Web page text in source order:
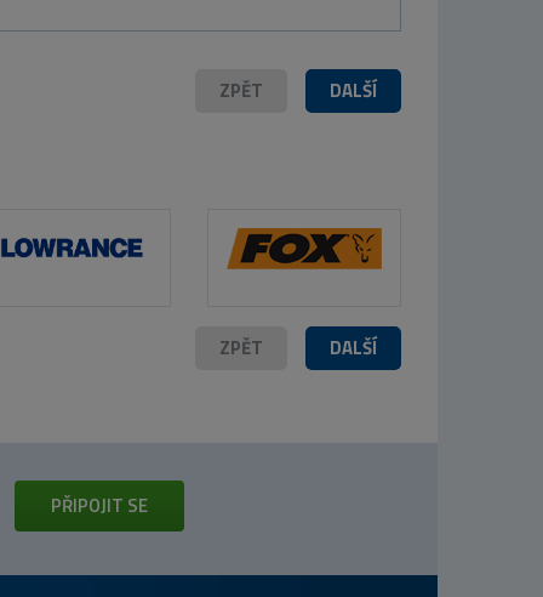
DALŠÍ
ZPĚT
DALŠÍ
ZPĚT
PŘIPOJIT SE